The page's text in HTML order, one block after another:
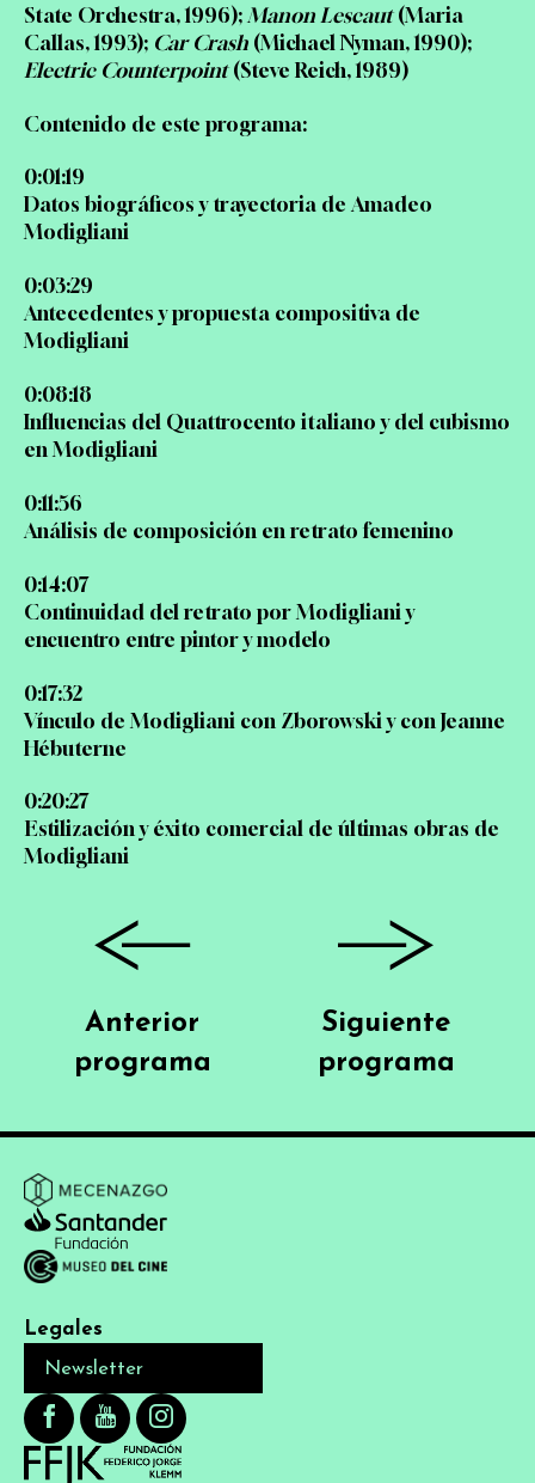
State Orchestra, 1996); Manon Lescaut(Maria
Callas, 1993); Car Crash (Michael Nyman, 1990);
Electric Counterpoint(Steve Reich, 1989)
Contenido de este programa:
0:01:19
Datos biográficos y trayectoria de Amadeo
Modigliani
0:03:29
Antecedentes y propuesta compositiva de
Modigliani
0:08:18
Influencias del Quattrocento italiano y del cubismo
en Modigliani
0:11:56
Análisis de composición en retrato femenino
0:14:07
Continuidad del retrato por Modigliani y
encuentro entre pintor y modelo
0:17:32
Vínculo de Modigliani con Zborowski y con Jeanne
Hébuterne
0:20:27
Estilización y éxito comercial de últimas obras de
Modigliani
Siguiente
programa
Anterior
programa
Legales
Newsletter